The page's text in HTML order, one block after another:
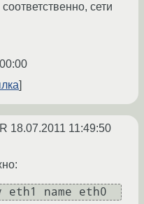
сети
18.07.2011 11:49:50
name eth0